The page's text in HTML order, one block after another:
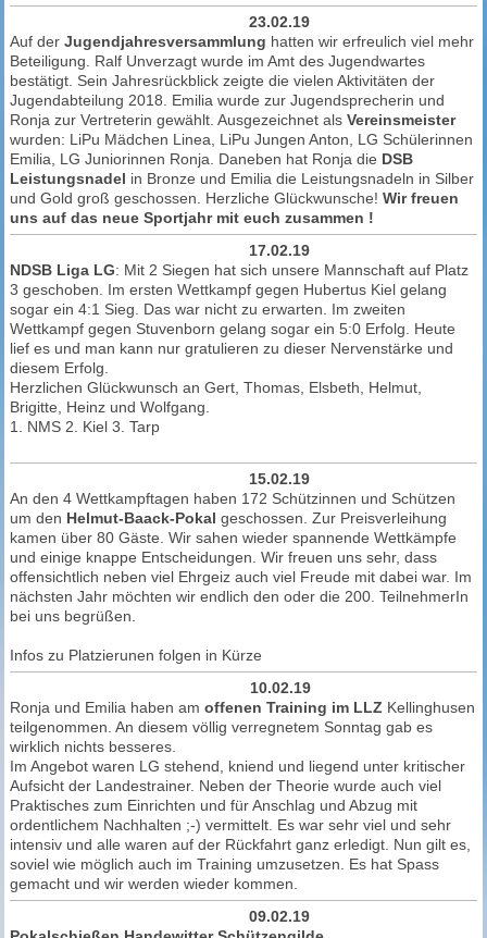
23.02.19
Auf der Jugendjahresversammlung hatten wir erfreulich viel mehr
Beteiligung. Ralf Unverzagt wurde im Amt des Jugendwartes
bestätigt. Sein Jahresrückblick zeigte die vielen Aktivitäten der
Jugendabteilung 2018. Emilia wurde zur Jugendsprecherin und
Ronja zur Vertreterin gewählt. Ausgezeichnet als Vereinsmeister
wurden: LiPu Mädchen Linea, LiPu Jungen Anton, LG Schülerinnen
Emilia, LG Juniorinnen Ronja. Daneben hat Ronja die DSB
Leistungsnadel in Bronze und Emilia die Leistungsnadeln in Silber
und Gold groß geschossen. Herzliche Glückwunsche! Wir freuen
uns auf das neue Sportjahr mit euch zusammen !
17.02.19
NDSB Liga LG: Mit 2 Siegen hat sich unsere Mannschaft auf Platz
3 geschoben. Im ersten Wettkampf gegen Hubertus Kiel gelang
sogar ein 4:1 Sieg. Das war nicht zu erwarten. Im zweiten
Wettkampf gegen Stuvenborn gelang sogar ein 5:0 Erfolg. Heute
lief es und man kann nur gratulieren zu dieser Nervenstärke und
diesem Erfolg.
Herzlichen Glückwunsch an Gert, Thomas, Elsbeth, Helmut,
Brigitte, Heinz und Wolfgang.
1. NMS 2. Kiel 3. Tarp
15.02.19
An den 4 Wettkampftagen haben 172 Schützinnen und Schützen
um den Helmut-Baack-Pokal geschossen. Zur Preisverleihung
kamen über 80 Gäste. Wir sahen wieder spannende Wettkämpfe
und einige knappe Entscheidungen. Wir freuen uns sehr, dass
offensichtlich neben viel Ehrgeiz auch viel Freude mit dabei war. Im
nächsten Jahr möchten wir endlich den oder die 200. TeilnehmerIn
bei uns begrüßen.
Infos zu Platzierunen folgen in Kürze
10.02.19
Ronja und Emilia haben am offenen Training im LLZKellinghusen
teilgenommen. An diesem völlig verregnetem Sonntag gab es
wirklich nichts besseres.
Im Angebot waren LG stehend, kniend und liegend unter kritischer
Aufsicht der Landestrainer. Neben der Theorie wurde auch viel
Praktisches zum Einrichten und für Anschlag und Abzug mit
ordentlichem Nachhalten ;-) vermittelt. Es war sehr viel und sehr
intensiv und alle waren auf der Rückfahrt ganz erledigt. Nun gilt es,
soviel wie möglich auch im Training umzusetzen. Es hat Spass
gemacht und wir werden wieder kommen.
09.02.19